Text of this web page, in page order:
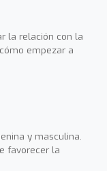
la relación con la
empezar a
y masculina.
favorecer la